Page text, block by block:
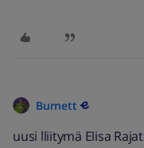
Burnett
uusi lliitymä Elisa